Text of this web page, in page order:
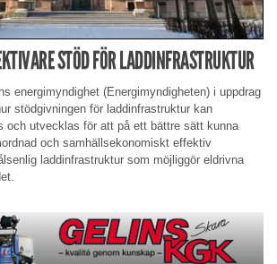
STÖD FÖR LADDINFRASTRUKTUR
energimyndighet (Energimyndigheten) i uppdrag
stödgivningen för laddinfrastruktur kan
och utvecklas för att på ett bättre sätt kunna
och samhällsekonomiskt effektiv
laddinfrastruktur som möjliggör eldrivna